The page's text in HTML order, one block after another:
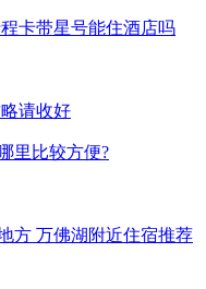
卡带星号能住酒店吗
请收好
里比较方便?
方 万佛湖附近住宿推荐